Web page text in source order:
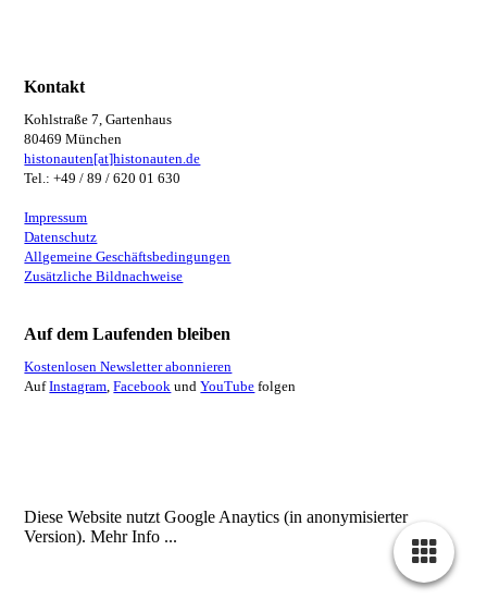
Kontakt
Kohlstraße 7, Gartenhaus
80469 München
histonauten[at]histonauten.de
Tel.: +49 / 89 / 620 01 630
Impressum
Datenschutz
Allgemeine Geschäftsbedingungen
Zusätzliche Bildnachweise
Auf dem Laufenden bleiben
Kostenlosen Newsletter abonnieren
AufInstagram,Facebook undYouTube folgen
Diese Website nutzt Google Anaytics (in anonymisierter
Version).Mehr Info ...